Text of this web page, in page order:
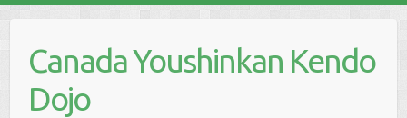
contentCanada Youshinkan Kendo
Dojo